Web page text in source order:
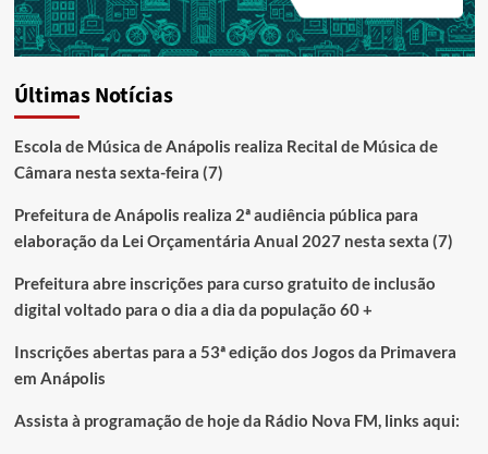
Últimas Notícias
Escola de Música de Anápolis realiza Recital de Música de
Câmara nesta sexta-feira (7)
Prefeitura de Anápolis realiza 2ª audiência pública para
elaboração da Lei Orçamentária Anual 2027 nesta sexta (7)
Prefeitura abre inscrições para curso gratuito de inclusão
digital voltado para o dia a dia da população 60 +
Inscrições abertas para a 53ª edição dos Jogos da Primavera
em Anápolis
Assista à programação de hoje da Rádio Nova FM, links aqui: